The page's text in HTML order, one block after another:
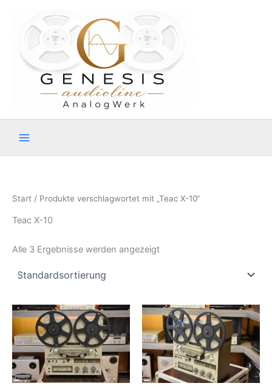
springen
Start / Produkte verschlagwortet mit „Teac X-10“
Teac X-10
Alle 3 Ergebnisse werden angezeigt